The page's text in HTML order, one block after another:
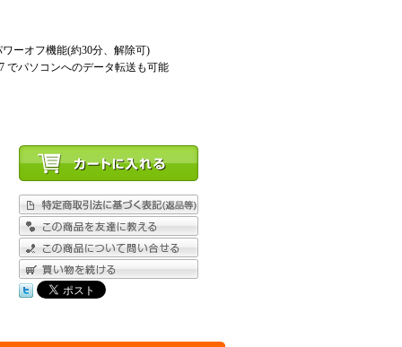
ーオフ機能(約30分、解除可)
でパソコンへのデータ転送も可能